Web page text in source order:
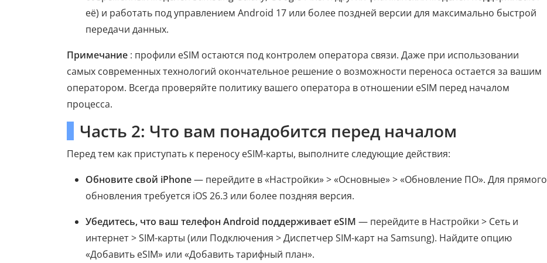
её) и работать под управлением Android 17 или более поздней версии для максимально быстрой
передачи данных.
Примечание : профили eSIM остаются под контролем оператора связи. Даже при использовании
самых современных технологий окончательное решение о возможности переноса остается за вашим
оператором. Всегда проверяйте политику вашего оператора в отношении eSIM перед началом
процесса.
Часть 2: Что вам понадобится перед началом
Перед тем как приступать к переносу eSIM-карты, выполните следующие действия:
Обновите свой iPhone— перейдите в «Настройки» > «Основные» > «Обновление ПО». Для прямого
обновления требуется iOS 26.3 или более поздняя версия.
Убедитесь, что ваш телефон Android поддерживает eSIM — перейдите в Настройки > Сеть и
интернет > SIM-карты (или Подключения > Диспетчер SIM-карт на Samsung). Найдите опцию
«Добавить eSIM» или «Добавить тарифный план».